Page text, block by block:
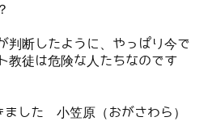
判断したように、やっぱり今で
教徒は危険な人たちなのです
ました 小笠原（おがさわら）